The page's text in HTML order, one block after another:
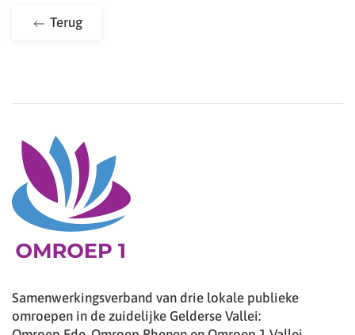
Terug
Samenwerkingsverband van drie lokale publieke
omroepen in de zuidelijke Gelderse Vallei: